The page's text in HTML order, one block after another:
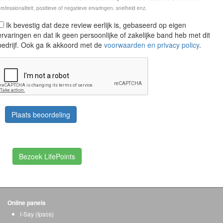
positieve of negatieve ervaringen, snelheid enz.
Ik bevestig dat deze review eerlijk is, gebaseerd op eigen
en dat ik geen persoonlijke of zakelijke band heb met dit
Ook ga ik akkoord met de voorwaarden en privacy policy.
Plaats beoordeling
Bezoek LifePoints
Online panels
I-Say (Ipsos)